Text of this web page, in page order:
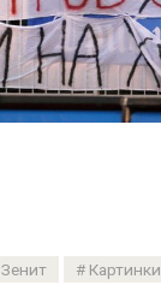
Зенит Картинки